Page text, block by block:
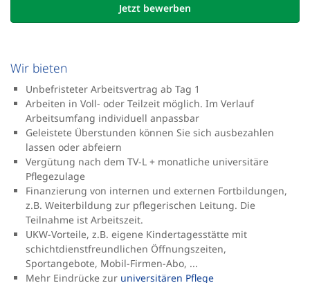
Jetzt bewerben
Wir bieten
Unbefristeter Arbeitsvertrag ab Tag 1
Arbeiten in Voll- oder Teilzeit möglich. Im Verlauf
Arbeitsumfang individuell anpassbar
Geleistete Überstunden können Sie sich ausbezahlen
lassen oder abfeiern
Vergütung nach dem TV-L + monatliche universitäre
Pflegezulage
Finanzierung von internen und externen Fortbildungen,
z.B. Weiterbildung zur pflegerischen Leitung. Die
Teilnahme ist Arbeitszeit.
UKW-Vorteile, z.B. eigene Kindertagesstätte mit
schichtdienstfreundlichen Öffnungszeiten,
Sportangebote, Mobil-Firmen-Abo, ...
Mehr Eindrücke zur universitären Pflege